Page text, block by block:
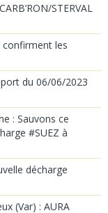
STERVAL
confirment les
du 06/06/2023
: Sauvons ce
#SUEZ à
décharge
(Var) : AURA